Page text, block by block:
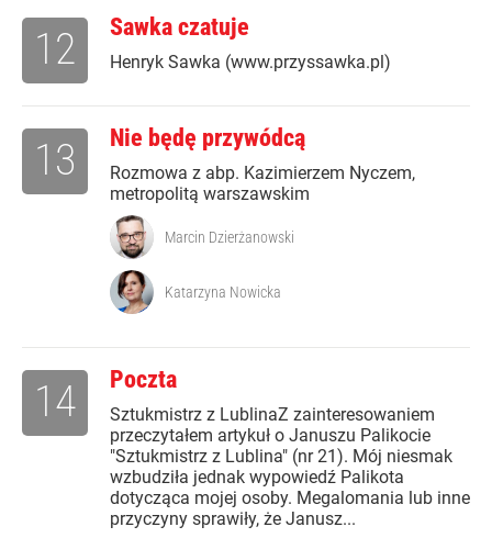
Sawka czatuje
Henryk Sawka (www.przyssawka.pl)
12
Nie będę przywódcą
Rozmowa z abp. Kazimierzem Nyczem,
metropolitą warszawskim
13
Marcin Dzierżanowski
Katarzyna Nowicka
Poczta
Sztukmistrz z LublinaZ zainteresowaniem
przeczytałem artykuł o Januszu Palikocie
"Sztukmistrz z Lublina" (nr 21). Mój niesmak
wzbudziła jednak wypowiedź Palikota
dotycząca mojej osoby. Megalomania lub inne
przyczyny sprawiły, że Janusz...
14